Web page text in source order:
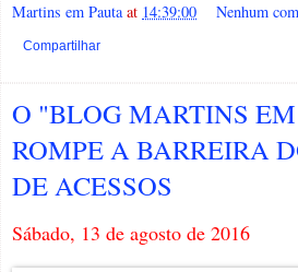
Martins em Pauta at 14:39:00 Nenhum
Compartilhar
O "BLOG MARTINS
ROMPE A BARREIRA
DE ACESSOS
Sábado, 13 de agosto de 2016